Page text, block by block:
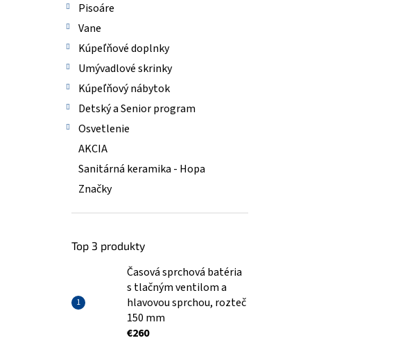
Pisoáre
Vane
Kúpeľňové doplnky
Umývadlové skrinky
Kúpeľňový nábytok
Detský a Senior program
Osvetlenie
AKCIA
Sanitárná keramika - Hopa
Značky
Top 3 produkty
Časová sprchová batéria
s tlačným ventilom a
hlavovou sprchou, rozteč
150 mm
€260